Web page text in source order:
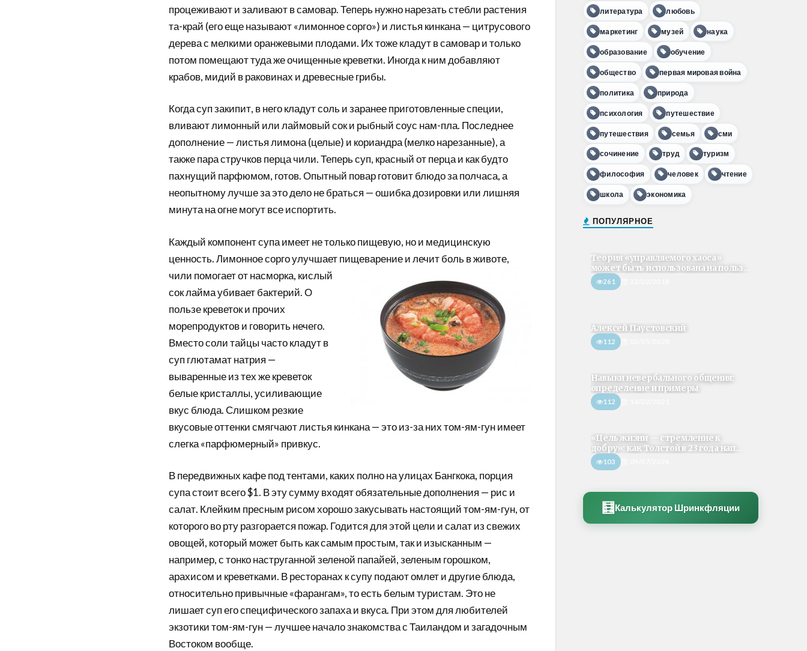
процеживают и заливают в самовар. Теперь нужно нарезать стебли растения
та-край (его еще называют «лимонное сорго») и листья кинкана — цитрусового
дерева с мелкими оранжевыми плодами. Их тоже кладут в самовар и только
потом помещают туда же очищенные креветки. Иногда к ним добавляют
крабов, мидий в раковинах и древесные грибы.
Когда суп закипит, в него кладут соль и заранее приготовленные специи,
вливают лимонный или лаймовый сок и рыбный соус нам-пла. Последнее
дополнение — листья лимона (целые) и кориандра (мелко нарезанные), а
также пара стручков перца чили. Теперь суп, красный от перца и как будто
пахнущий парфюмом, готов. Опытный повар готовит блюдо за полчаса, а
неопытному лучше за это дело не браться — ошибка дозировки или лишняя
минута на огне могут все испортить.
Каждый компонент супа имеет не только пищевую, но и медицинскую
ценность. Лимонное сорго улучшает пищеварениеи лечит боль в животе,
чили помогает от насморка, кислый
сок лайма убивает бактерий. О
пользе креветок и прочих
морепродуктов и говорить нечего.
Вместо соли тайцы часто кладут в
суп глютамат натрия —
вываренные из тех же креветок
белые кристаллы, усиливающие
вкус блюда. Слишком резкие
вкусовые оттенки смягчают листья кинкана — это из-за них том-ям-гун имеет
слегка «парфюмерный» привкус.
В передвижных кафе под тентами, каких полно на улицах Бангкока, порция
супа стоит всего $1. В эту сумму входят обязательные дополнения — рис и
салат. Клейким пресным рисом хорошо закусывать настоящий том-ям-гун, от
которого во рту разгорается пожар. Годится для этой цели и салат из свежих
овощей, который может быть как самым простым, так и изысканным —
например, с тонко наструганной зеленой папайей, зеленым горошком,
арахисом и креветками. В ресторанах к супу подают омлет и другие блюда,
относительно привычные «фарангам», то есть белым туристам. Это не
лишает суп его специфического запаха и вкуса. При этом для любителей
экзотики том-ям-гун — лучшее начало знакомства с Таиландом и загадочным
Востоком вообще.
литература любовь
маркетинг музей наука
образование обучение
общество первая мировая война
политика природа
психология путешествие
путешествия семья сми
сочинение труд туризм
философия человек чтение
школа экономика
ПОПУЛЯРНОЕ
Теория «управляемого хаоса»
может быть использована на польз...
261
Алексей Паустовский
112
Навыки невербального общения:
определение и примеры
112
«Цель жизни — стремление к
добру»: как Толстой в 23 года нап...
103
🧮 Калькулятор Шринкфляции